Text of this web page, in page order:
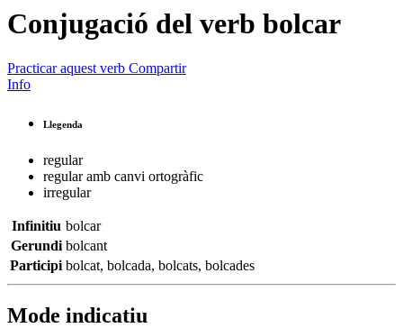
Conjugació del verb bolcar
Practicar aquest verb Compartir
Info
Llegenda
regular
regular amb canvi ortogràfic
irregular
Infinitiu bolcar
Gerundi bolcant
Participi bolcat, bolcada, bolcats, bolcades
Mode indicatiu